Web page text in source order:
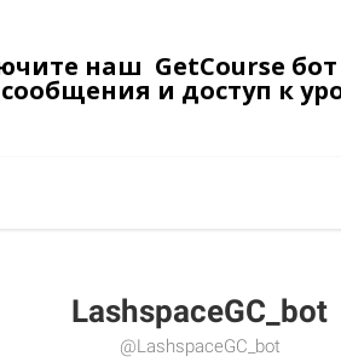
наш GetCourse
сообщения и доступ к
LashspaceGC_bot
@LashspaceGC_bot